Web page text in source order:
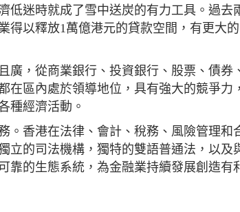
低迷時就成了雪中送炭的有力工具。過去
得以釋放1萬億港元的貸款空間，有更大
廣，從商業銀行、投資銀行、股票、債券
在區內處於領導地位，具有強大的競爭力
種經濟活動。
。香港在法律、會計、稅務、風險管理和
立的司法機構，獨特的雙語普通法，以及
靠的生態系統，為金融業持續發展創造有